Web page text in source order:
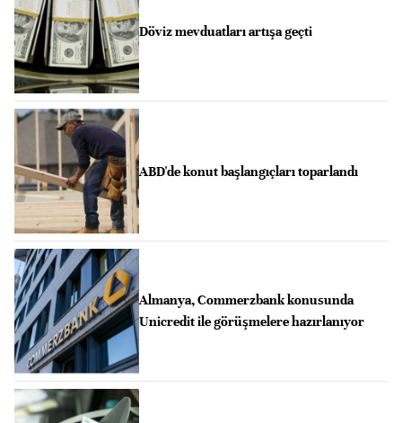
Döviz mevduatları artışa geçti
ABD'de konut başlangıçları toparlandı
Almanya, Commerzbank konusunda
Unicredit ile görüşmelere hazırlanıyor